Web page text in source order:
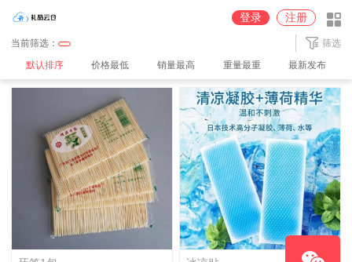
登录 注册
当前筛选： 筛选
默认排序 价格最低 销量最高 重量最重 最新发布
中通广州2【100%派送】仓